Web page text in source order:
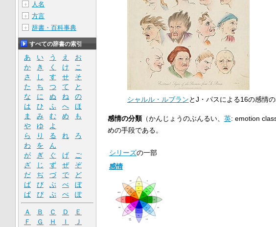
シャルル・ルブランとJ・パスによる16の感情
感情の分類（かんじょうのぶんるい、 英: emotion
めの手段である。
シリーズの一部
感情
＋ 人名
＋ 方言
＋ 辞書・百科事典
すべての辞書の索引
あ い う え
お
か
き く け
こ
さ
し す せ
そ
た
ち つ て
と
な
に ぬ ね
の
は
ひ ふ へ
ほ
ま
み む め
も
や
ゆ
よ
ら
り る れ
ろ
わ
を
ん
が
ぎ ぐ げ
ご
ざ
じ ず ぜ
ぞ
だ
ぢ づ で
ど
ば
び ぶ べ
ぼ
ぱ
ぴ ぷ ぺ ぽ
Ａ Ｂ Ｃ Ｄ
Ｅ
Ｆ
Ｇ Ｈ Ｉ
Ｊ